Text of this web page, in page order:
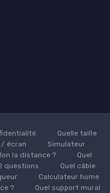
Quelle taille
/ écran
Simulateur
la distance ?
Quel
questions
Quel câble
Calculateur home
?
Quel support mural